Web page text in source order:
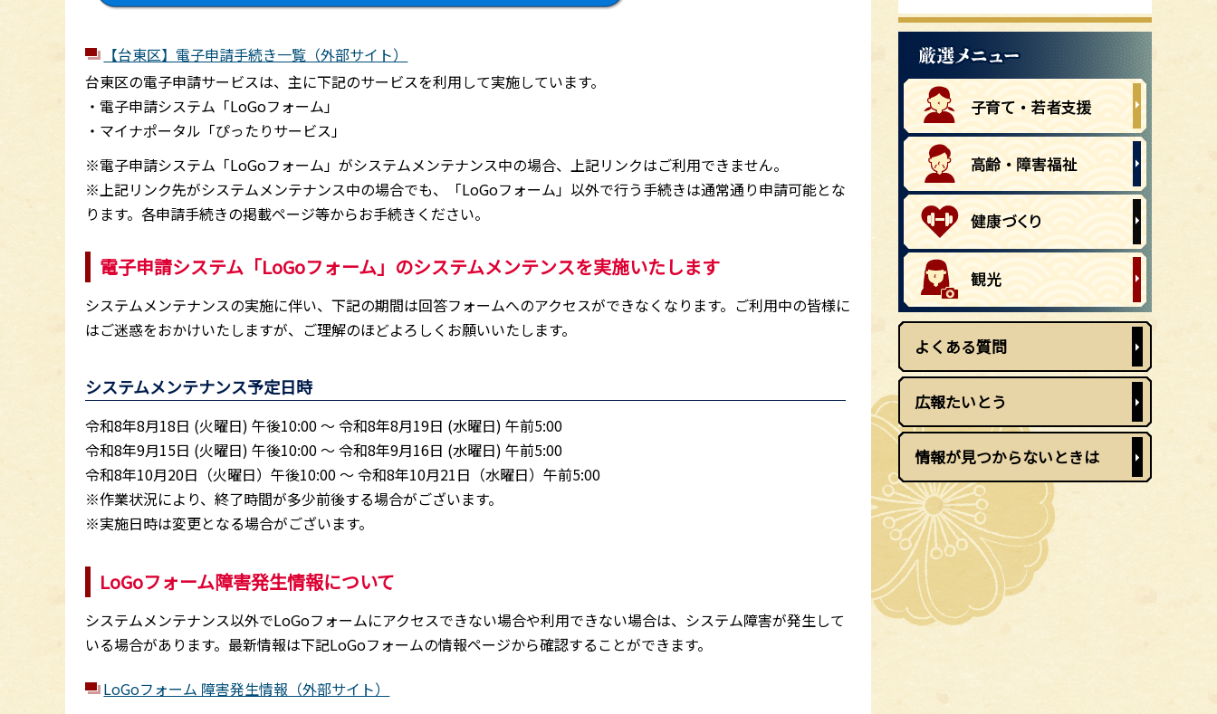
【台東区】電子申請手続き一覧（外部サイト）
台東区の電子申請サービスは、主に下記のサービスを利用して実施しています。
・電子申請システム「LoGoフォーム」
・マイナポータル「ぴったりサービス」
※電子申請システム「LoGoフォーム」がシステムメンテナンス中の場合、上記リンクはご利用できません。
※上記リンク先がシステムメンテナンス中の場合でも、「LoGoフォーム」以外で行う手続きは通常通り申請可能とな
ります。各申請手続きの掲載ページ等からお手続きください。
電子申請システム「LoGoフォーム」のシステムメンテンスを実施いたします
システムメンテナンスの実施に伴い、下記の期間は回答フォームへのアクセスができなくなります。ご利用中の皆様に
はご迷惑をおかけいたしますが、ご理解のほどよろしくお願いいたします。
システムメンテナンス予定日時
令和8年8月18日 (火曜日) 午後10:00 ～ 令和8年8月19日 (水曜日) 午前5:00
令和8年9月15日 (火曜日) 午後10:00 ～ 令和8年9月16日 (水曜日) 午前5:00
令和8年10月20日（火曜日）午後10:00 ～ 令和8年10月21日（水曜日）午前5:00
※作業状況により、終了時間が多少前後する場合がございます。
※実施日時は変更となる場合がございます。
LoGoフォーム障害発生情報について
システムメンテナンス以外でLoGoフォームにアクセスできない場合や利用できない場合は、システム障害が発生して
いる場合があります。最新情報は下記LoGoフォームの情報ページから確認することができます。
LoGoフォーム 障害発生情報（外部サイト）
よくある質問
広報たいとう
情報が見つからないときは